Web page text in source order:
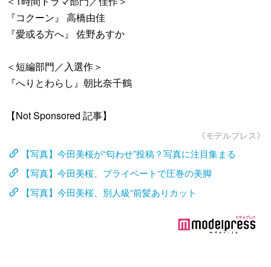
『コクーン』 高橋由佳
『愛或る方へ』 佐野あすか
＜短編部門／入選作＞
『へりとわらし』朝比奈千鶴
【Not Sponsored 記事】
《モデルプレス》
【写真】今田美桜が“匂わせ”投稿？写真に注目集まる
【写真】今田美桜、プライベートで圧巻の美脚
【写真】今田美桜、別人級“前髪ありカット